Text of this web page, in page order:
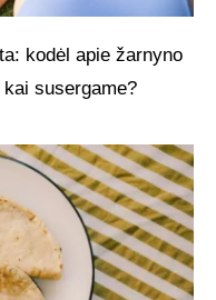
kodėl apie žarnyno
susergame?